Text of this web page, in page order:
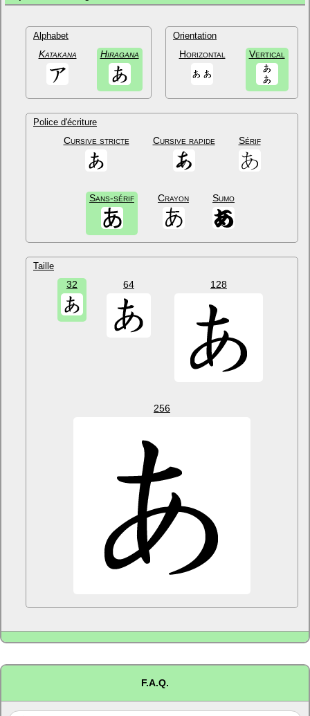
Alphabet
Katakana Hiragana
Orientation
Horizontal Vertical
Police d'écriture
Cursive stricte Cursive rapide Sérif
Sans-sérif Crayon Sumo
Taille
32 64 128
256
F.A.Q.